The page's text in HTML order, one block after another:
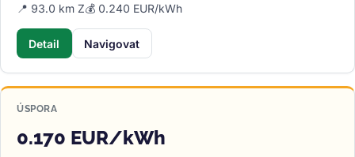
📍 93.0 km Z💰 0.240 EUR/kWh
Detail Navigovat
ÚSPORA
0.170 EUR/kWh